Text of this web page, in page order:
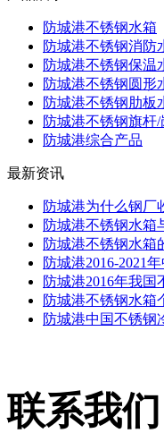
防城港不锈钢水箱
防城港不锈钢消防
防城港不锈钢保温
防城港不锈钢圆形
防城港不锈钢肋板
防城港不锈钢旗杆/
防城港综合产品
最新资讯
防城港为什么钢厂
防城港不锈钢水箱
防城港不锈钢水箱
防城港2016-2021
防城港2016年我
防城港不锈钢水箱
防城港中国不锈钢
联系我们